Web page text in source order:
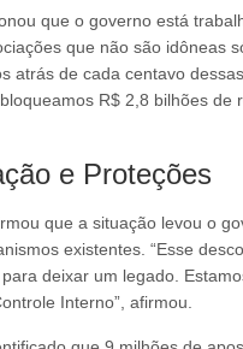
que o governo está
que não são idôneas
atrás de cada centavo
R$ 2,8 bilhões de
e Proteções
que a situação levou o
existentes. “Esse
deixar um legado.
Interno”, afirmou.